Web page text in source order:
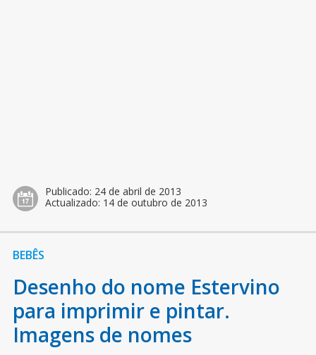
Publicado: 24 de abril de 2013
Actualizado: 14 de outubro de 2013
BEBÊS
Desenho do nome Estervino
para imprimir e pintar.
Imagens de nomes